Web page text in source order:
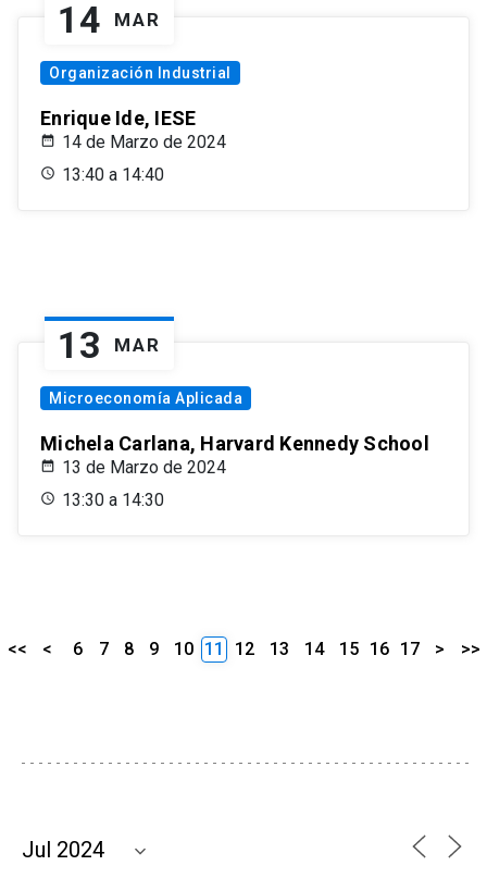
14 MAR
Organización Industrial
Enrique Ide, IESE
14 de Marzo de 2024
13:40 a 14:40
13 MAR
Microeconomía Aplicada
Michela Carlana, Harvard Kennedy School
13 de Marzo de 2024
13:30 a 14:30
<< < 6 7 8 9 10 11 12 13 14 15 16 17 > >>